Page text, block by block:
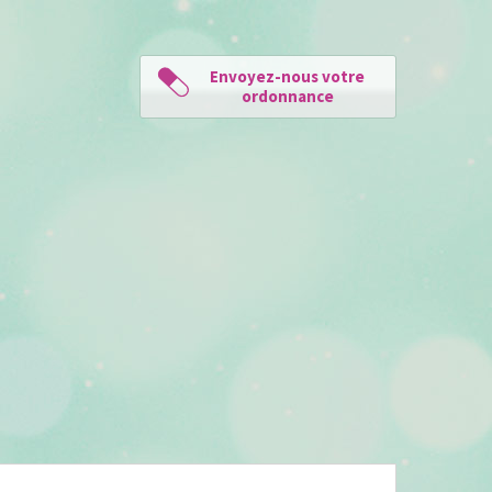
Envoyez-nous votre
ordonnance